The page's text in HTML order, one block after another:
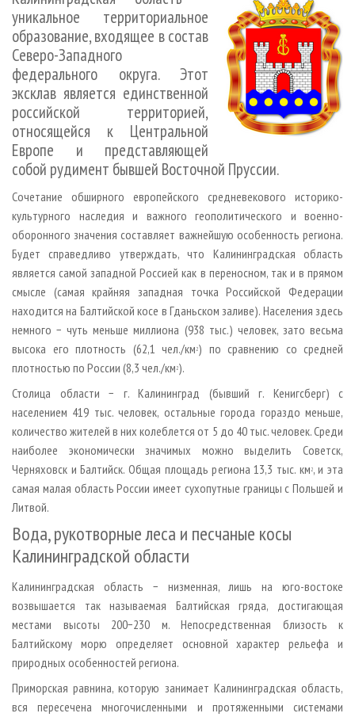
СУШКА ДРЕВЕСИНЫ
ПРОИЗВОДСТВО ДРЕВЕСНЫХ ПЛИТ
ДЕРЕВЯННОЕ ДОМОСТРОЕНИЕ
ПРОИЗВОДСТВО МЕБЕЛИ
БИОЭНЕРГЕТИКА
ЦБП
ИНСТРУМЕНТ И МАТЕРИАЛЫ
ПЕРСОНЫ
МОБИЛЬНЫЕ ВЫСТАВКИ
ОФИЦИАЛЬНЫЕ ДЕЛЕГАЦИИ
ПРИОРИТЕТНЫЕ ИНВЕСТПРОЕКТЫ
RUSSIAN FORESTRY REVIEW
ГАЗЕТА ЛЕСПРОМФОРУМ
БИБЛИОТЕКА СПЕЦИАЛИСТА
КОНТАКТЫ
РЕКЛАМА
РЕКЛАМА НА САЙТЕ
уникальное территориальное
образование, входящее в состав
Северо-Западного
федерального округа. Этот
эксклав является единственной
российской территорией,
относящейся к Центральной
Европе и представляющей
собой рудимент бывшей Восточной Пруссии.
Сочетание обширного европейского средневекового историко-
культурного наследия и важного геополитического и военно-
оборонного значения составляет важнейшую особенность региона.
Будет справедливо утверждать, что Калининградская область
является самой западной Россией как в переносном, так и в прямом
смысле (самая крайняя западная точка Российской Федерации
находится на Балтийской косе в Гданьском заливе). Населения здесь
немного − чуть меньше миллиона (938 тыс.) человек, зато весьма
высока его плотность (62,1 чел./км2) по сравнению со средней
плотностью по России (8,3 чел./км2).
Столица области − г. Калининград (бывший г. Кенигсберг) с
населением 419 тыс. человек, остальные города гораздо меньше,
количество жителей в них колеблется от 5 до 40 тыс. человек. Среди
наиболее экономически значимых можно выделить Советск,
Черняховск и Балтийск. Общая площадь региона 13,3 тыс. км2, и эта
самая малая область России имеет сухопутные границы с Польшей и
Литвой.
Вода, рукотворные леса и песчаные косы
Калининградской области
Калининградская область − низменная, лишь на юго-востоке
возвышается так называемая Балтийская гряда, достигающая
местами высоты 200−230 м. Непосредственная близость к
Балтийскому морю определяет основной характер рельефа и
природных особенностей региона.
Приморская равнина, которую занимает Калининградская область,
вся пересечена многочисленными и протяженными системами